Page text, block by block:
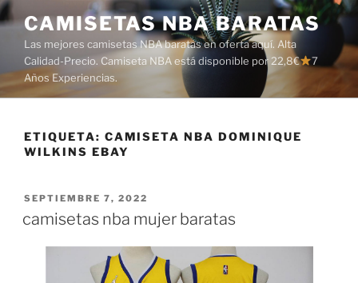
Saltar
al
contenido
CAMISETAS NBA BARATAS
Las mejores camisetas NBA baratas en oferta aquí. Alta
Calidad-Precio. Camiseta NBA está disponible por 22,8€
7
Años Experiencias.
ETIQUETA: CAMISETA NBA DOMINIQUE
WILKINS EBAY
PUBLICADO
SEPTIEMBRE 7, 2022
camisetas nba mujer baratas